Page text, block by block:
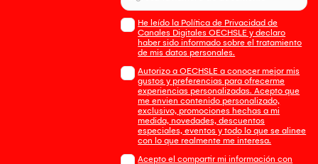
He leído la Política de Privacidad de
Canales Digitales OECHSLE y declaro
haber sido informado sobre el tratamiento
de mis datos personales.
Autorizo a OECHSLE a conocer mejor mis
gustos y preferencias para ofrecerme
experiencias personalizadas. Acepto que
me envien contenido personalizado,
exclusivo, promociones hechas a mi
medida, novedades, descuentos
especiales, eventos y todo lo que se alinee
con lo que realmente me interesa.
Acepto el compartir mi información con